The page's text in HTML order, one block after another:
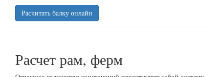
Расчитать балку онлайн
Расчет рам, ферм